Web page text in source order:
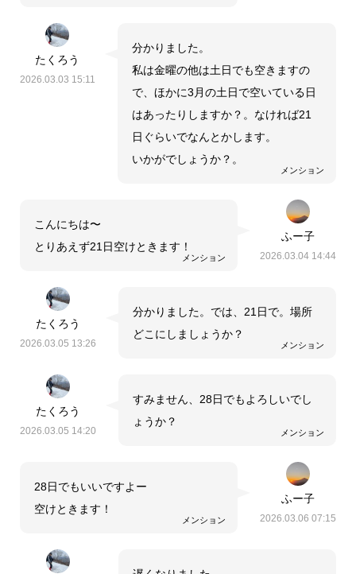
たくろう
2026.03.03 15:11
メンション
分かりました。
私は金曜の他は土日でも空きますの
で、ほかに3月の土日で空いている日
はあったりしますか？。なければ21
日ぐらいでなんとかします。
いかがでしょうか？。
ふー子
2026.03.04 14:44
メンション
こんにちは〜
とりあえず21日空けときます！
たくろう
2026.03.05 13:26 メンション
分かりました。では、21日で。場所
どこにしましょうか？
たくろう
2026.03.05 14:20 メンション
すみません、28日でもよろしいでし
ょうか？
ふー子
2026.03.06 07:15
メンション
28日でもいいですよー
空けときます！